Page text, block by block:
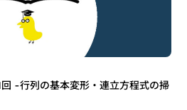
回 -行列の基本変形・連立方程式の掃